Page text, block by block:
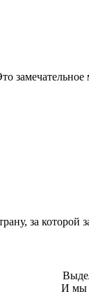
за которой
И мы